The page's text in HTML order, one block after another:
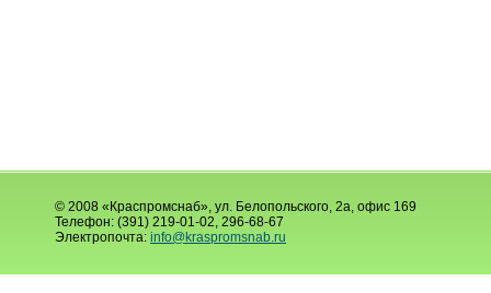
© 2008 «Краспромснаб», ул. Белопольского, 2а, офис 169
Телефон: (391) 219-01-02, 296-68-67
Электропочта: info@kraspromsnab.ru